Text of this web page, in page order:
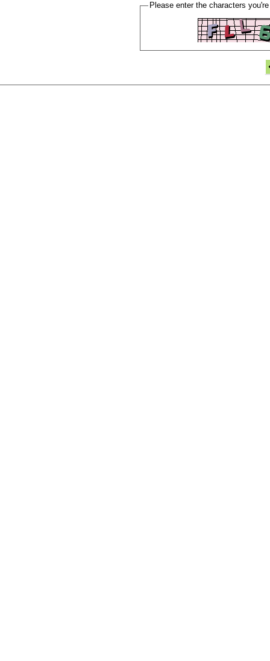
Please enter the characters